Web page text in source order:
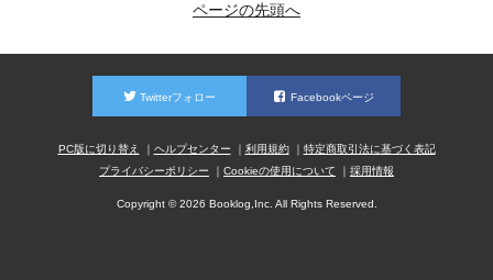
ページの先頭へ
Twitterフォロー Facebookページ
PC版に切り替え ヘルプセンター 利用規約
特定商取引法に基づく表記
プライバシーポリシー
Cookieの使用について 採用情報
Copyright © 2026 Booklog,Inc. All Rights Reserved.